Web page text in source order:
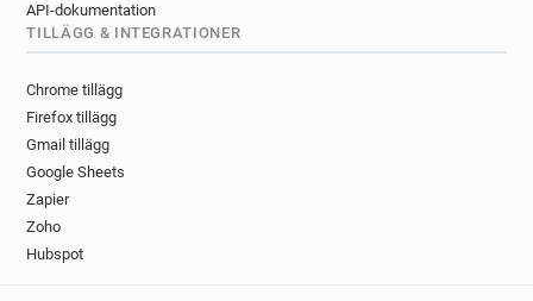
API-dokumentation
TILLÄGG & INTEGRATIONER
Chrome tillägg
Firefox tillägg
Gmail tillägg
Google Sheets
Zapier
Zoho
Hubspot